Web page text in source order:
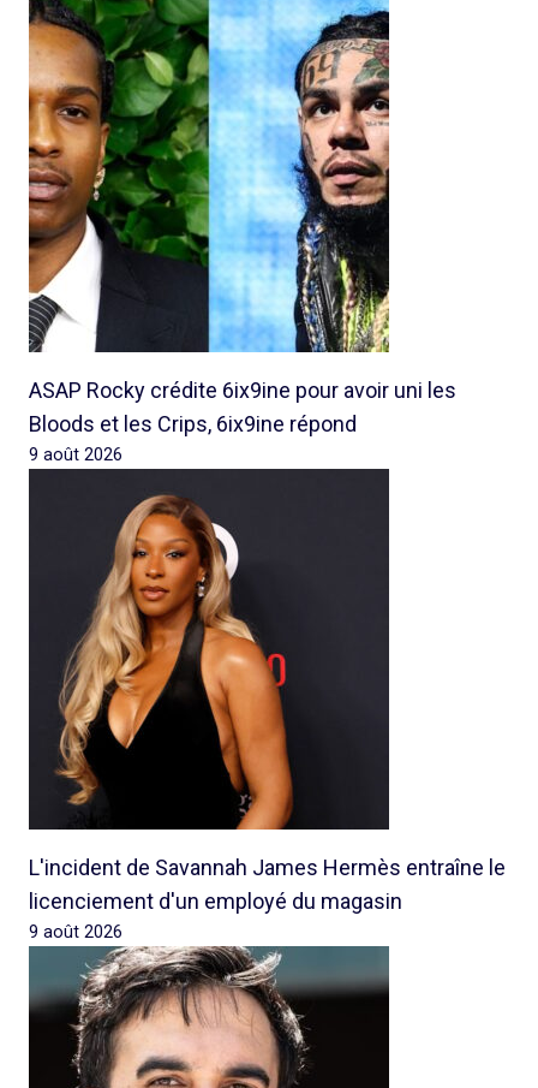
ASAP Rocky crédite 6ix9ine pour avoir uni les
Bloods et les Crips, 6ix9ine répond
9 août 2026
L'incident de Savannah James Hermès entraîne le
licenciement d'un employé du magasin
9 août 2026